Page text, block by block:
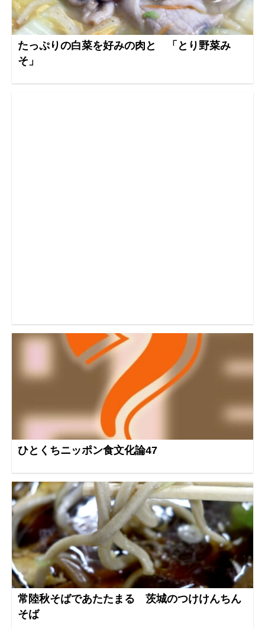
たっぷりの白菜を好みの肉と 「とり野菜み
そ」
ひとくちニッポン食文化論47
常陸秋そばであたたまる 茨城のつけけんちん
そば